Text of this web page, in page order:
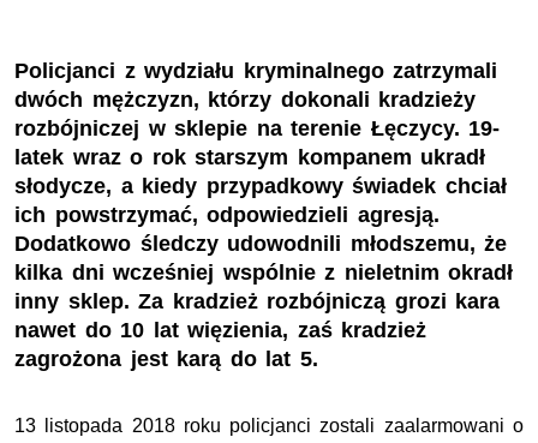
Policjanci z wydziału kryminalnego zatrzymali
dwóch mężczyzn, którzy dokonali kradzieży
rozbójniczej w sklepie na terenie Łęczycy. 19-
latek wraz o rok starszym kompanem ukradł
słodycze, a kiedy przypadkowy świadek chciał
ich powstrzymać, odpowiedzieli agresją.
Dodatkowo śledczy udowodnili młodszemu, że
kilka dni wcześniej wspólnie z nieletnim okradł
inny sklep. Za kradzież rozbójniczą grozi kara
nawet do 10 lat więzienia, zaś kradzież
zagrożona jest karą do lat 5.
13 listopada 2018 roku policjanci zostali zaalarmowani o